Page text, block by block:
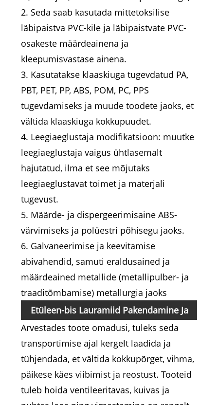
2. Seda saab kasutada mittetoksilise
läbipaistva PVC-kile ja läbipaistvate PVC-
osakeste määrdeainena ja
kleepumisvastase ainena.
3. Kasutatakse klaaskiuga tugevdatud PA,
PBT, PET, PP, ABS, POM, PC, PPS
tugevdamiseks ja muude toodete jaoks, et
vältida klaaskiuga kokkupuudet.
4. Leegiaeglustaja modifikatsioon: muutke
leegiaeglustaja vaigus ühtlasemalt
hajutatud, ilma et see mõjutaks
leegiaeglustavat toimet ja materjali
tugevust.
5. Määrde- ja dispergeerimisaine ABS-
värvimiseks ja polüestri põhisegu jaoks.
6. Galvaneerimise ja keevitamise
abivahendid, samuti eraldusained ja
määrdeained metallide (metallipulber- ja
traaditõmbamise) metallurgia jaoks
Etüleen-bis Lauramiid Pakendamine Ja
Transport
Arvestades toote omadusi, tuleks seda
transportimise ajal kergelt laadida ja
tühjendada, et vältida kokkupõrget, vihma,
päikese käes viibimist ja reostust. Tooteid
tuleb hoida ventileeritavas, kuivas ja